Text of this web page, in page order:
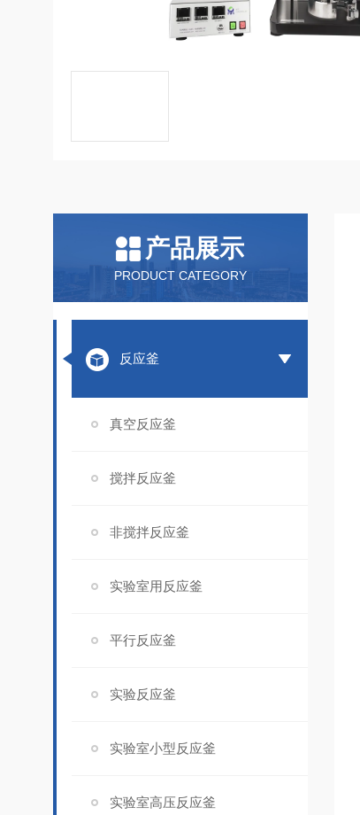
产品展示
PRODUCT CATEGORY
反应釜
真空反应釜
搅拌反应釜
非搅拌反应釜
实验室用反应釜
平行反应釜
实验反应釜
实验室小型反应釜
实验室高压反应釜